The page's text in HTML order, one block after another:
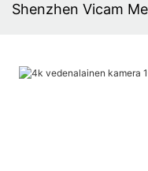
Shenzhen Vicam